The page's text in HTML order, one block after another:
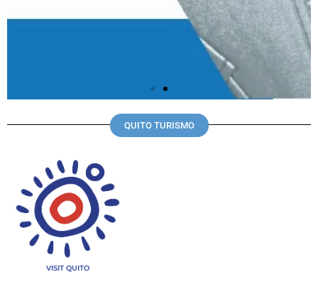
QUITO TURISMO
VISIT QUITO